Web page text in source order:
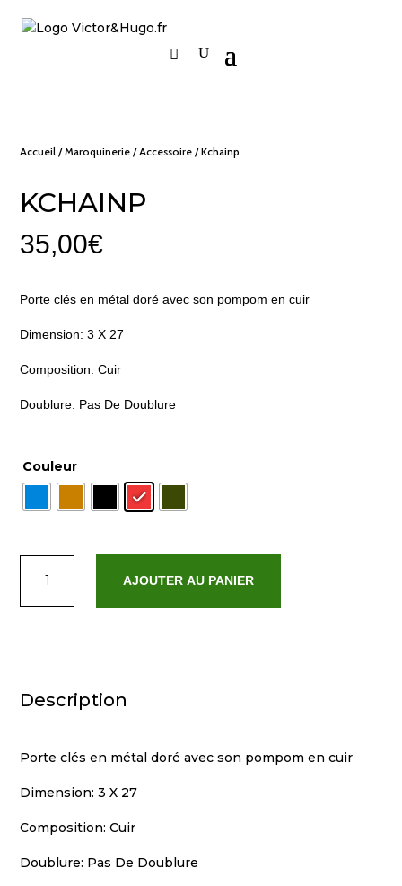
Accueil /Maroquinerie /Accessoire / Kchainp
KCHAINP
35,00€
Porte clés en métal doré avec son pompom en cuir
Dimension: 3 X 27
Composition: Cuir
Doublure: Pas De Doublure
Couleur
Kchainp
AJOUTER AU PANIER
Description
Porte clés en métal doré avec son pompom en cuir
Dimension: 3 X 27
Composition: Cuir
Doublure: Pas De Doublure